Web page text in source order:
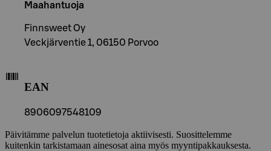
Maahantuoja
Finnsweet Oy
Veckjärventie 1, 06150 Porvoo
EAN
8906097548109
Päivitämme palvelun tuotetietoja aktiivisesti. Suosittelemme
kuitenkin tarkistamaan ainesosat aina myös myyntipakkauksesta.